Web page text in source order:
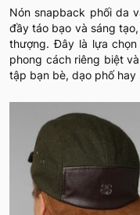
Nón snapback phối da
đầy táo bạo và sáng
thượng. Đây là lựa
phong cách riêng biệt
tập bạn bè, dạo phố hay